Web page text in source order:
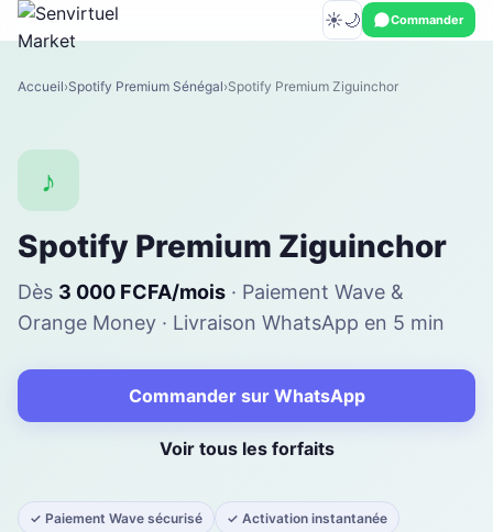
☀️🌙 Commander
Accueil Spotify Premium Sénégal Spotify Premium Ziguinchor
♪
Spotify Premium Ziguinchor
Dès 3 000 FCFA/mois · Paiement Wave &
Orange Money · Livraison WhatsApp en 5 min
Commander sur WhatsApp
Voir tous les forfaits
✓ Paiement Wave sécurisé ✓ Activation instantanée